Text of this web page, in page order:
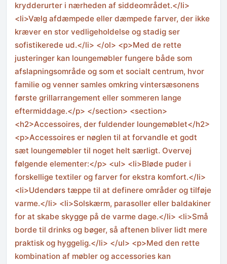
krydderurter i nærheden af siddeområdet.</li>
<li>Vælg afdæmpede eller dæmpede farver, der ikke
kræver en stor vedligeholdelse og stadig ser
sofistikerede ud.</li> </ol> <p>Med de rette
justeringer kan loungemøbler fungere både som
afslapningsområde og som et socialt centrum, hvor
familie og venner samles omkring vintersæsonens
første grillarrangement eller sommeren lange
eftermiddage.</p> </section> <section>
<h2>Accessoires, der fuldender loungemøblet</h2>
<p>Accessoires er nøglen til at forvandle et godt
sæt loungemøbler til noget helt særligt. Overvej
følgende elementer:</p> <ul> <li>Bløde puder i
forskellige textiler og farver for ekstra komfort.</li>
<li>Udendørs tæppe til at definere områder og tilføje
varme.</li> <li>Solskærm, parasoller eller baldakiner
for at skabe skygge på de varme dage.</li> <li>Små
borde til drinks og bøger, så aftenen bliver lidt mere
praktisk og hyggelig.</li> </ul> <p>Med den rette
kombination af møbler og accessories kan